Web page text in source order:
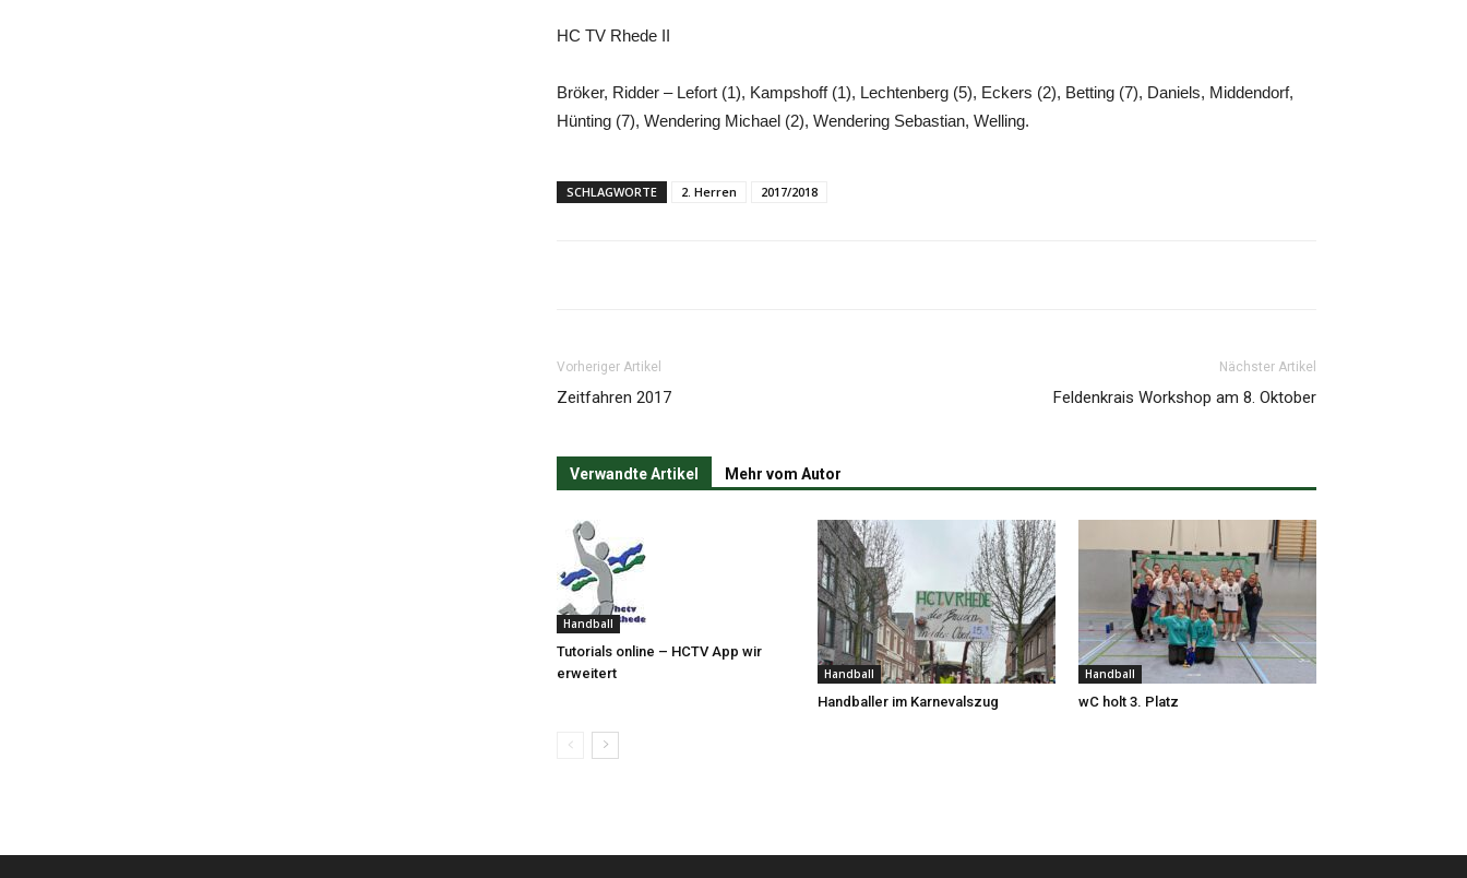
HC TV Rhede II
Bröker, Ridder – Lefort (1), Kampshoff (1), Lechtenberg (5), Eckers (2), Betting (7), Daniels, Middendorf,
Hünting (7), Wendering Michael (2), Wendering Sebastian, Welling.
SCHLAGWORTE 2. Herren 2017/2018
Vorheriger Artikel
Zeitfahren 2017
Nächster Artikel
Feldenkrais Workshop am 8. Oktober
Verwandte Artikel Mehr vom Autor
Handball
Tutorials online – HCTV App wir
erweitert
Handball
Handballer im Karnevalszug
Handball
wC holt 3. Platz